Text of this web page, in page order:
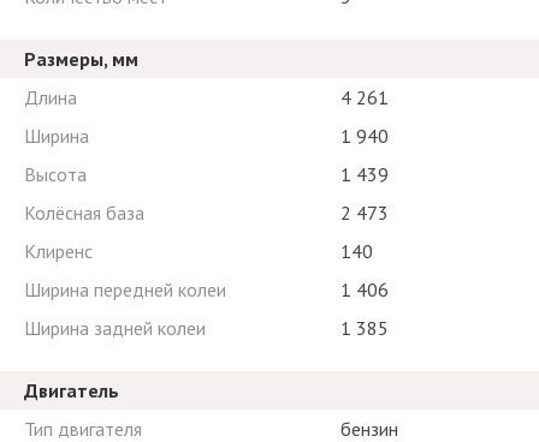
Размеры, мм
Длина
4 261
Ширина
1 940
Высота
1 439
Колёсная база
2 473
Клиренс
140
Ширина передней колеи
1 406
Ширина задней колеи
1 385
Двигатель
Тип двигателя
бензин